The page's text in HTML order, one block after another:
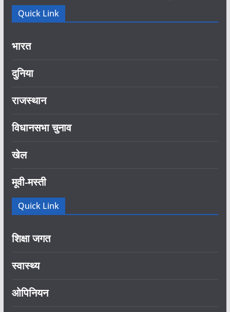
Quick Link
भारत
दुनिया
राजस्थान
विधानसभा चुनाव
खेल
मूवी-मस्ती
Quick Link
शिक्षा जगत
स्वास्थ्य
ओपिनियन